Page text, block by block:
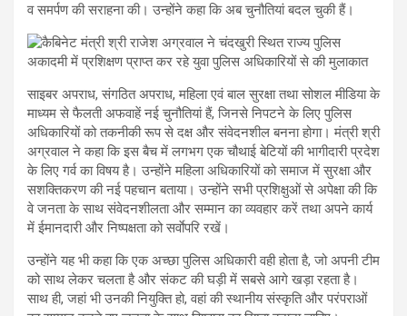
व समर्पण की सराहना की। उन्होंने कहा कि अब चुनौतियां बदल चुकी हैं।
साइबर अपराध, संगठित अपराध, महिला एवं बाल सुरक्षा तथा सोशल मीडिया के
माध्यम से फैलती अफवाहें नई चुनौतियां हैं, जिनसे निपटने के लिए पुलिस
अधिकारियों को तकनीकी रूप से दक्ष और संवेदनशील बनना होगा। मंत्री श्री
अग्रवाल ने कहा कि इस बैच में लगभग एक चौथाई बेटियों की भागीदारी प्रदेश
के लिए गर्व का विषय है। उन्होंने महिला अधिकारियों को समाज में सुरक्षा और
सशक्तिकरण की नई पहचान बताया। उन्होंने सभी प्रशिक्षुओं से अपेक्षा की कि
वे जनता के साथ संवेदनशीलता और सम्मान का व्यवहार करें तथा अपने कार्य
में ईमानदारी और निष्पक्षता को सर्वाेपरि रखें।
उन्होंने यह भी कहा कि एक अच्छा पुलिस अधिकारी वही होता है, जो अपनी टीम
को साथ लेकर चलता है और संकट की घड़ी में सबसे आगे खड़ा रहता है।
साथ ही, जहां भी उनकी नियुक्ति हो, वहां की स्थानीय संस्कृति और परंपराओं